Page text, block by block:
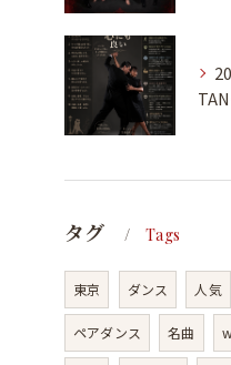
タグ Tags
東京 ダンス 人気
ペアダンス 名曲